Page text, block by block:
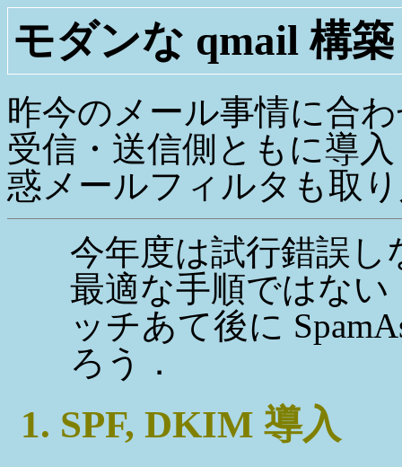
モダンな qmail 構築
昨今のメール事情に合
受信・送信側ともに導入
惑メールフィルタも取
今年度は試行錯誤
最適な手順ではない
ッチあて後に
ろう．
1. SPF, DKIM 導入